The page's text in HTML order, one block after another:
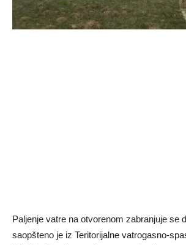
Paljenje vatre na otvorenom zabranjuje se
saopšteno je iz Teritorijalne vatrogasno-